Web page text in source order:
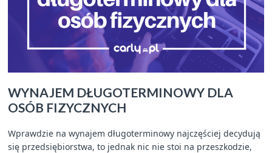
WYNAJEM DŁUGOTERMINOWY DLA
OSÓB FIZYCZNYCH
Wprawdzie na wynajem długoterminowy najczęściej decydują
się przedsiębiorstwa, to jednak nic nie stoi na przeszkodzie,